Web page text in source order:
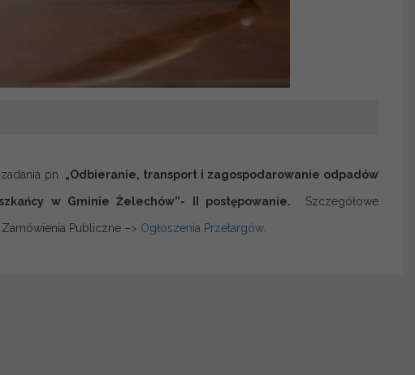
pn. „Odbieranie, transport i zagospodarowanie odpadów
w Gminie Żelechów”- II postępowanie. Szczegółowe
Publiczne –> Ogłoszenia Przetargów.